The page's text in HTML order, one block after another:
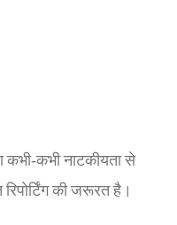
नाटकीयता से
की जरूरत है।